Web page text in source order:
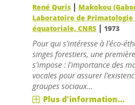
René Quris | Makokou
Laboratoire de Primatologie
équatoriale, CNRS | 1973
Pour qui s'intéresse à l'éco-
singes forestiers, une
s'impose : l'importance des
vocales pour assurer
groupes sociaux...
Plus d'information...